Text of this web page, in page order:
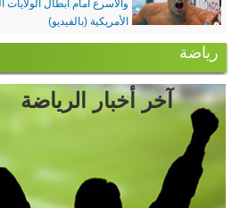
والاسرع أمام ابطال الولايات
الأمريكية (بالفيديو)
رياضة
آخر أخبار الرياضة